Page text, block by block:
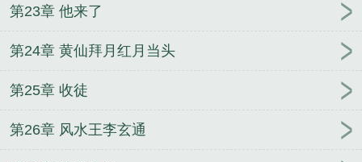
第23章 他来了
第24章 黄仙拜月红月当头
第25章 收徒
第26章 风水王李玄通